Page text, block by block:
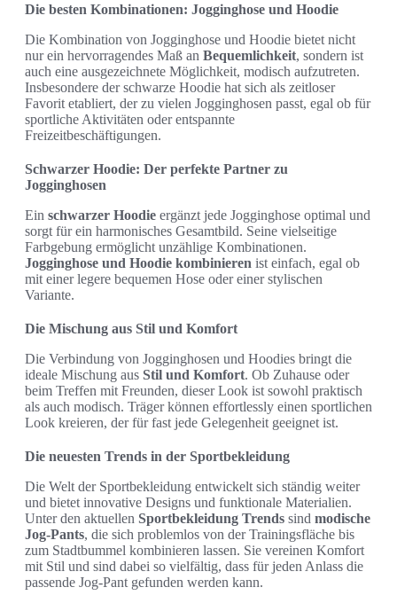
Die besten Kombinationen: Jogginghose und Hoodie
Die Kombination von Jogginghose und Hoodie bietet nicht
nur ein hervorragendes Maß an Bequemlichkeit, sondern ist
auch eine ausgezeichnete Möglichkeit, modisch aufzutreten.
Insbesondere der schwarze Hoodie hat sich als zeitloser
Favorit etabliert, der zu vielen Jogginghosen passt, egal ob für
sportliche Aktivitäten oder entspannte
Freizeitbeschäftigungen.
Schwarzer Hoodie: Der perfekte Partner zu
Jogginghosen
Ein schwarzer Hoodie ergänzt jede Jogginghose optimal und
sorgt für ein harmonisches Gesamtbild. Seine vielseitige
Farbgebung ermöglicht unzählige Kombinationen.
Jogginghose und Hoodie kombinieren ist einfach, egal ob
mit einer legere bequemen Hose oder einer stylischen
Variante.
Die Mischung aus Stil und Komfort
Die Verbindung von Jogginghosen und Hoodies bringt die
ideale Mischung aus Stil und Komfort. Ob Zuhause oder
beim Treffen mit Freunden, dieser Look ist sowohl praktisch
als auch modisch. Träger können effortlessly einen sportlichen
Look kreieren, der für fast jede Gelegenheit geeignet ist.
Die neuesten Trends in der Sportbekleidung
Die Welt der Sportbekleidung entwickelt sich ständig weiter
und bietet innovative Designs und funktionale Materialien.
Unter den aktuellen Sportbekleidung Trends sind modische
Jog-Pants, die sich problemlos von der Trainingsfläche bis
zum Stadtbummel kombinieren lassen. Sie vereinen Komfort
mit Stil und sind dabei so vielfältig, dass für jeden Anlass die
passende Jog-Pant gefunden werden kann.